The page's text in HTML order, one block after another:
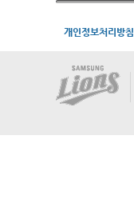
개인정보처리방침